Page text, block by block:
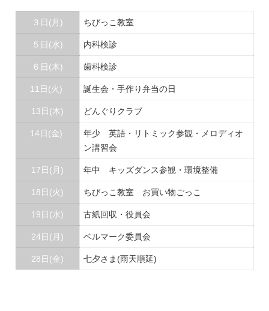
３日(月) ちびっこ教室
５日(水) 内科検診
６日(木) 歯科検診
11日(火) 誕生会・手作り弁当の日
13日(木) どんぐりクラブ
14日(金)
年少 英語・リトミック参観・メロディオ
ン講習会
17日(月) 年中 キッズダンス参観・環境整備
18日(火) ちびっこ教室 お買い物ごっこ
19日(水) 古紙回収・役員会
24日(月) ベルマーク委員会
28日(金) 七夕さま(雨天順延)